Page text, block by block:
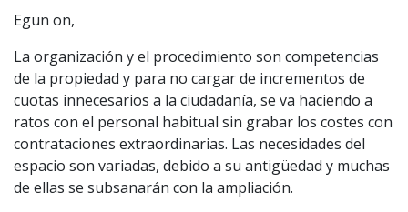
Egun on,
La organización y el procedimiento son competencias
de la propiedad y para no cargar de incrementos de
cuotas innecesarios a la ciudadanía, se va haciendo a
ratos con el personal habitual sin grabar los costes con
contrataciones extraordinarias. Las necesidades del
espacio son variadas, debido a su antigüedad y muchas
de ellas se subsanarán con la ampliación.